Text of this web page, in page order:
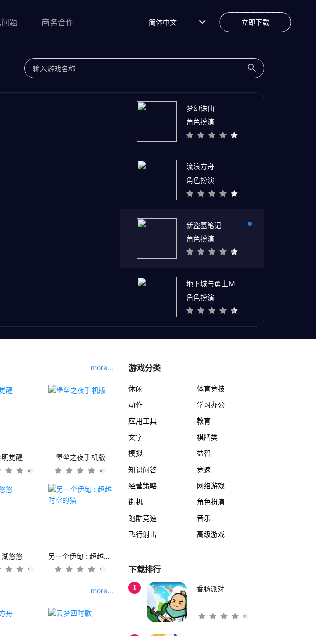
题 商务合作 简体中文 立即下载
梦幻诛仙
角色扮演
流浪方舟
角色扮演
新盗墓笔记
角色扮演
地下城与勇士M
角色扮演
more...
明觉醒 堡垒之夜手机版
湖悠悠 另一个伊甸 : 超越时空的猫
more...
游戏分类
休闲
体育竞技
动作
学习办公
应用工具
教育
文字
棋牌类
模拟
益智
知识问答
竞速
经营策略
网络游戏
街机
角色扮演
跑酷竞速
音乐
飞行射击
高级游戏
下载排行
1 香肠派对